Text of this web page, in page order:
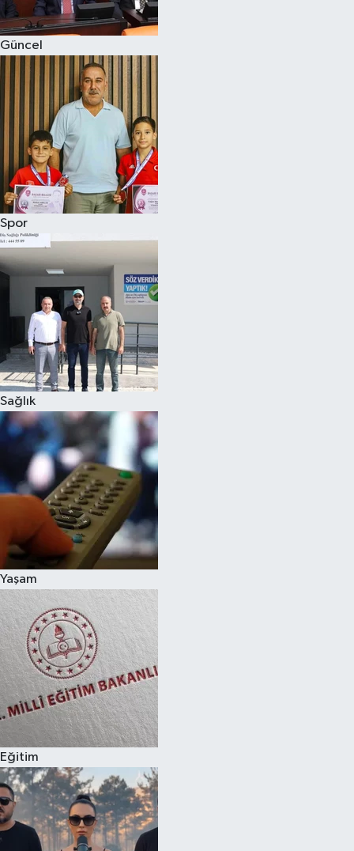
Güncel
Spor
Sağlık
Yaşam
Eğitim